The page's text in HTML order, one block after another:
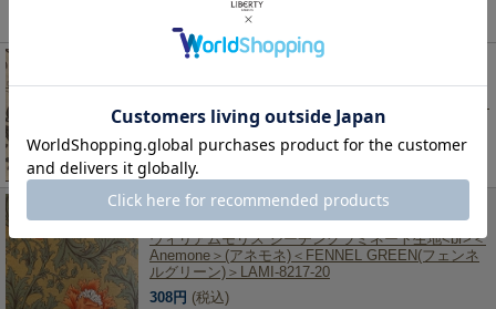
この商品を見た人は、こちらの商品もチェックしています！
moda fabrics(モダ・ファブリックス)William Morris
(アネモネ)PORCELAIN ポーセリン 8380-13
220円 (税込)
moda fabrics(モダ・ファブリックス)William Morris
ウィリアムモリス シーチングラミネート生地<br>＜
Anemone＞(アネモネ)＜FENNEL GREEN(フェンネ
ルグリーン)＞LAMI-8217-20
308円 (税込)